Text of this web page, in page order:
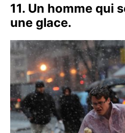
11. Un homme qui
une glace.